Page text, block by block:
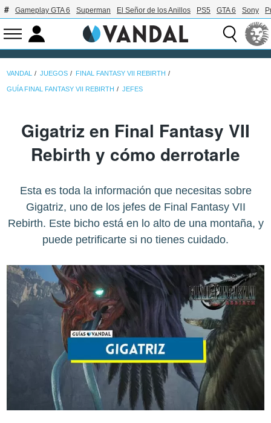
Gameplay GTA 6 Superman El Señor de los Anillos PS5 GTA 6 Sony
VANDAL JUEGOS FINAL FANTASY VII REBIRTH
GUÍA FINAL FANTASY VII REBIRTH JEFES
Gigatriz en Final Fantasy VII
Rebirth y cómo derrotarle
Esta es toda la información que necesitas sobre
Gigatriz, uno de los jefes de Final Fantasy VII
Rebirth. Este bicho está en lo alto de una montaña, y
puede petrificarte si no tienes cuidado.